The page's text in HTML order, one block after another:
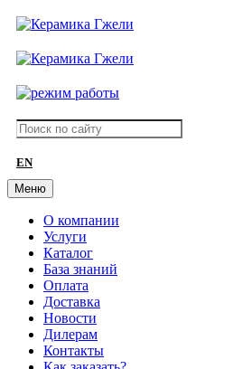
EN
Меню
О компании
Услуги
Каталог
База знаний
Оплата
Доставка
Новости
Дилерам
Контакты